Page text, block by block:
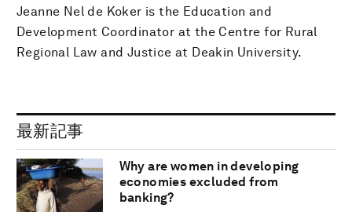
Jeanne Nel de Koker is the Education and
Development Coordinator at the Centre for Rural
Regional Law and Justice at Deakin University.
最新記事
Why are women in developing
economies excluded from
banking?